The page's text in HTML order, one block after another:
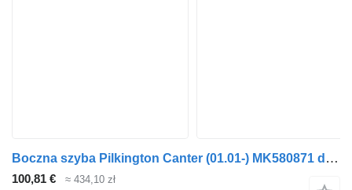
Boczna szyba Pilkington Canter (01.01-) MK580871 do ciągnika siodłowego Mitsubishi Canter (2001-)
100,81 € ≈ 434,10 zł